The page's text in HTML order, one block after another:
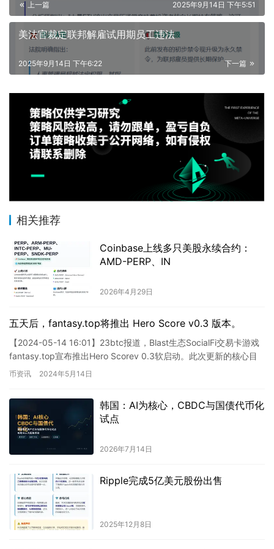
上一篇 2025年9月14日 下午5:51
美法官裁定联邦解雇试用期员工违法
下一篇
2025年9月14日 下午6:22
相关推荐
Coinbase上线多只美股永续合约：
AMD-PERP、IN
2026年4月29日
五天后，fantasy.top将推出 Hero Score v0.3 版本。
【2024-05-14 16:01】23btc报道，Blast生态SocialFi交易卡游戏
fantasy.top宣布推出Hero Scorev 0.3软启动。此次更新的核心目
标是…
币资讯 2024年5月14日
韩国：AI为核心，CBDC与国债代币化
试点
2026年7月14日
Ripple完成5亿美元股份出售
2025年12月8日